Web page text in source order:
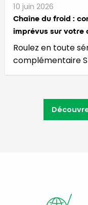
10 juin 2026
Chaîne du froid :
imprévus sur votre
Roulez en toute
complémentaire